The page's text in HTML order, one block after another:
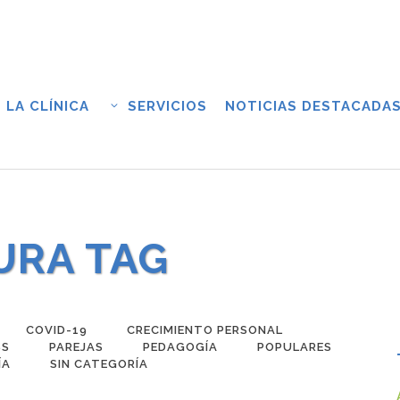
LA CLÍNICA SERVICIOS NOTICIAS DESTACADAS
TAG
COVID-19
CRECIMIENTO PERSONAL
PAREJAS PEDAGOGÍA
POPULARES
SIN CATEGORÍA